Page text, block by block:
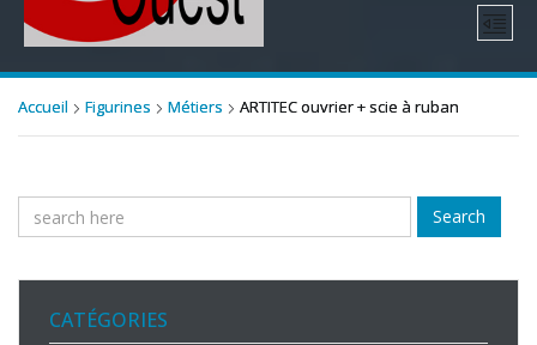
Accueil Figurines Métiers ARTITEC ouvrier + scie à ruban
Search
CATÉGORIES